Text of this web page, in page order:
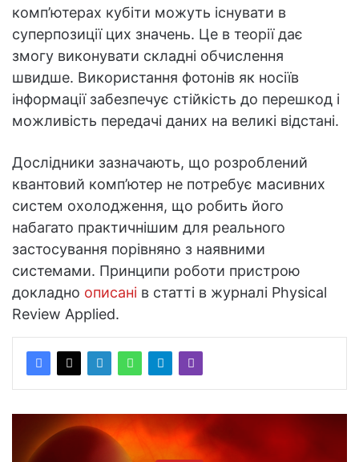
комп’ютерах кубіти можуть існувати в
суперпозиції цих значень. Це в теорії дає
змогу виконувати складні обчислення
швидше. Використання фотонів як носіїв
інформації забезпечує стійкість до перешкод і
можливість передачі даних на великі відстані.
Дослідники зазначають, що розроблений
квантовий комп’ютер не потребує масивних
систем охолодження, що робить його
набагато практичнішим для реального
застосування порівняно з наявними
системами. Принципи роботи пристрою
докладно описані в статті в журналі Physical
Review Applied.